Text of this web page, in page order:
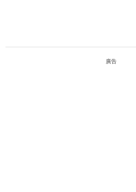
廣告